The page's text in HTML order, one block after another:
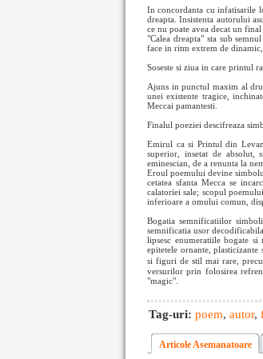
In concordanta cu infatisarile
dreapta. Insistenta autorului
ce nu poate avea decat un final
"Calea dreapta" sta sub
face in ritm extrem de
Soseste si ziua in care printul
Ajuns in punctul maxim al
unei existente tragice,
Meccai pamantesti.
Finalul poeziei descifreaza
Emirul ca si Printul din
superior, insetat de
eminescian, de a renunta la
Eroul poemului devine
cetatea sfanta Mecca se
calatoriei sale; scopul
inferioare a omului comun,
Bogatia semnificatiilor
semnificatia usor
lipsesc enumeratiile bogate
epitetele ornante,
si figuri de stil mai rare,
versurilor prin folosirea
"magic".
Tag-uri: poem, autor,
Articole Asemanatoare